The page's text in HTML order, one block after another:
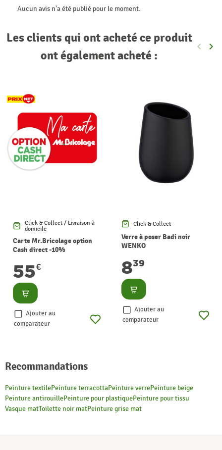
Aucun avis n'a été publié pour le moment.
Les clients qui ont acheté ce produit
ont également acheté :
keyboard_arrow_left keyboard_arrow_right
Click & Collect / Livraison à
domicile
Carte Mr.Bricolage option
Cash direct -10%
55€
Consulter
Ajouter au
comparateur
Click & Collect
Verre à poser Badi noir
WENKO
839
Consulter
Ajouter au
comparateur
Recommandations
Peinture textilePeinture terracottaPeinture verrePeinture beige
Peinture antirouillePeinture pour plastiquePeinture pour tissu
Vasque matToilette noir matPeinture grise mat